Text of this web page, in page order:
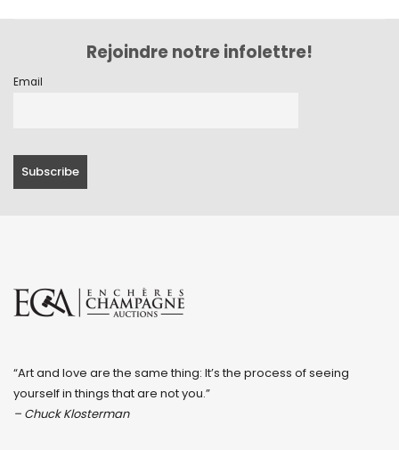
novembre 2019
juin 2019
mai 2019
Rejoindre notre infolettre!
Email
“Art and love are the same thing: It’s the process of seeing
yourself in things that are not you.”
– Chuck Klosterman